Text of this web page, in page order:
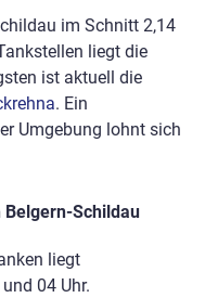
im Schnitt 2,14
liegt die
ist aktuell die
. Ein
Umgebung lohnt sich
Belgern-Schildau
liegt
04 Uhr.